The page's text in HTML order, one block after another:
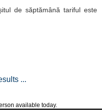
available today.
de săptămână tariful este
...